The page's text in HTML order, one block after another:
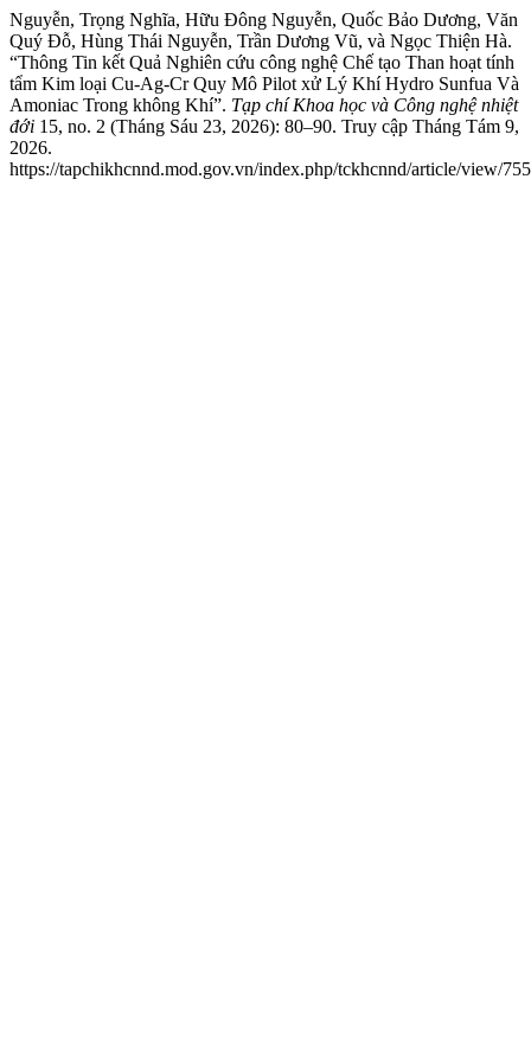
Nguyễn, Trọng Nghĩa, Hữu Đông Nguyễn, Quốc Bảo Dương, Văn
Quý Đỗ, Hùng Thái Nguyễn, Trần Dương Vũ, và Ngọc Thiện Hà.
“Thông Tin kết Quả Nghiên cứu công nghệ Chế tạo Than hoạt tính
tẩm Kim loại Cu-Ag-Cr Quy Mô Pilot xử Lý Khí Hydro Sunfua Và
Amoniac Trong không Khí”. Tạp chí Khoa học và Công nghệ nhiệt
đới 15, no. 2 (Tháng Sáu 23, 2026): 80–90. Truy cập Tháng Tám 9,
2026.
https://tapchikhcnnd.mod.gov.vn/index.php/tckhcnnd/article/view/